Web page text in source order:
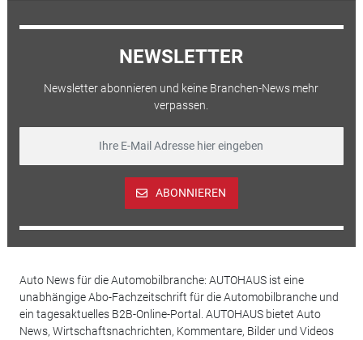
NEWSLETTER
Newsletter abonnieren und keine Branchen-News mehr
verpassen.
ABONNIEREN
Auto News für die Automobilbranche: AUTOHAUS ist eine
unabhängige Abo-Fachzeitschrift für die Automobilbranche und
ein tagesaktuelles B2B-Online-Portal. AUTOHAUS bietet Auto
News, Wirtschaftsnachrichten, Kommentare, Bilder und Videos